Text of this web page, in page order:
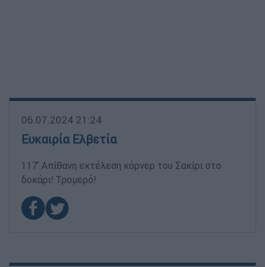
06.07.2024 21:24
Ευκαιρία Ελβετία
117' Απίθανη εκτέλεση κόρνερ του Σακίρι στο
δοκάρι! Τρομερό!